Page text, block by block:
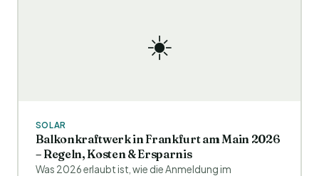
☀️
SOLAR
Balkonkraftwerk in Frankfurt am Main 2026
– Regeln, Kosten & Ersparnis
Was 2026 erlaubt ist, wie die Anmeldung im